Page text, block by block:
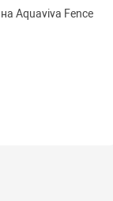
Aquaviva Fence